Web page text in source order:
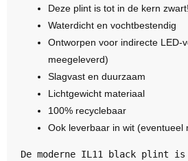
Deze plint is tot in de kern zwart!
Waterdicht en vochtbestendig
Ontworpen voor indirecte LED-
meegeleverd)
Slagvast en duurzaam
Lichtgewicht materiaal
100% recyclebaar
Ook leverbaar in wit (eventueel
De moderne IL11 black plint is